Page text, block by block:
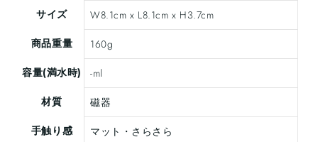
サイズ
W8.1cm x L8.1cm x H3.7cm
商品重量
160g
容量(満水時)
-ml
材質
磁器
手触り感
マット・さらさら